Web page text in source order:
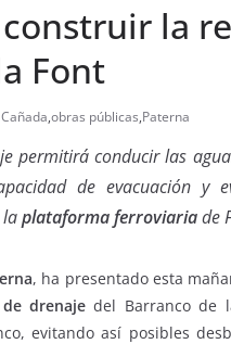
la
Font
,obras públicas,Paterna
permitirá conducir las
de evacuación y
laplataforma ferroviariade
, ha presentado esta
drenajedel Barranco de
evitando así posibles